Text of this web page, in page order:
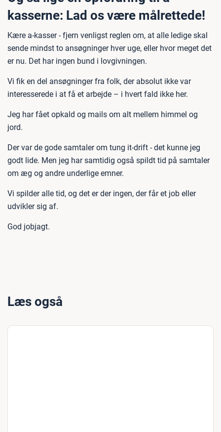
kasserne: Lad os være målrettede!
Kære a-kasser - fjern venligst reglen om, at alle ledige skal
sende mindst to ansøgninger hver uge, eller hvor meget det
er nu. Det har ingen bund i lovgivningen.
Vi fik en del ansøgninger fra folk, der absolut ikke var
interesserede i at få et arbejde – i hvert fald ikke her.
Jeg har fået opkald og mails om alt mellem himmel og
jord.
Der var de gode samtaler om tung it-drift - det kunne jeg
godt lide. Men jeg har samtidig også spildt tid på samtaler
om æg og andre underlige emner.
Vi spilder alle tid, og det er der ingen, der får et job eller
udvikler sig af.
God jobjagt.
Læs også